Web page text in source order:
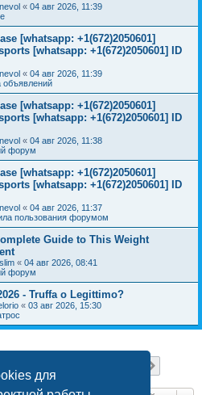
для
« 04 авг 2026, 11:39
[whatsapp: +1(672)2050601]
[whatsapp: +1(672)2050601] ID
« 04 авг 2026, 11:39
объявлений
[whatsapp: +1(672)2050601]
[whatsapp: +1(672)2050601] ID
« 04 авг 2026, 11:38
форум
[whatsapp: +1(672)2050601]
[whatsapp: +1(672)2050601] ID
« 04 авг 2026, 11:37
пользования форумом
Guide to This Weight
« 04 авг 2026, 08:41
форум
- Truffa o Legittimo?
« 03 авг 2026, 15:30